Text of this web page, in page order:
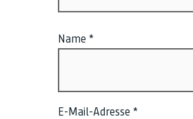
Name *
E-Mail-Adresse *